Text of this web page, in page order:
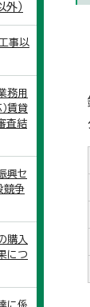
）
事以
務用
賃貸
査結
興セ
競争
購入
につ